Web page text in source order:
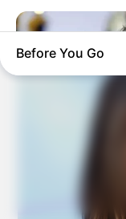
Before You Go